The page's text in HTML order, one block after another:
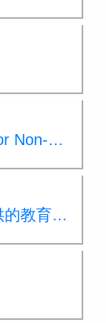
Education Support Provided for Non-Chinese Speaking (NCS) Student(s) School Support Summary for the 202021 School Year
202021 學年為非華語學生提供的教育支援學校支援摘要